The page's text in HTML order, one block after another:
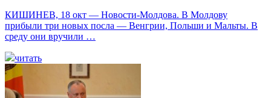
КИШИНЕВ, 18 окт — Новости-Молдова. В Молдову
прибыли три новых посла — Венгрии, Польши и Мальты. В
среду они вручили …
читать